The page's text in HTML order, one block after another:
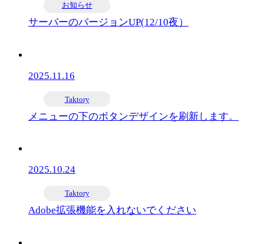
お知らせ
サーバーのバージョンUP(12/10夜）
2025.11.16
Taktory
メニューの下のボタンデザインを刷新します。
2025.10.24
Taktory
Adobe拡張機能を入れないでください